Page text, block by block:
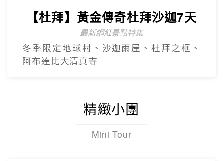
【杜拜】黃金傳奇杜拜沙迦7天
最新網紅景點特集
冬季限定地球村、沙迦⾬屋、杜拜之框、
阿布達比大清真寺
精緻小團
Mini Tour